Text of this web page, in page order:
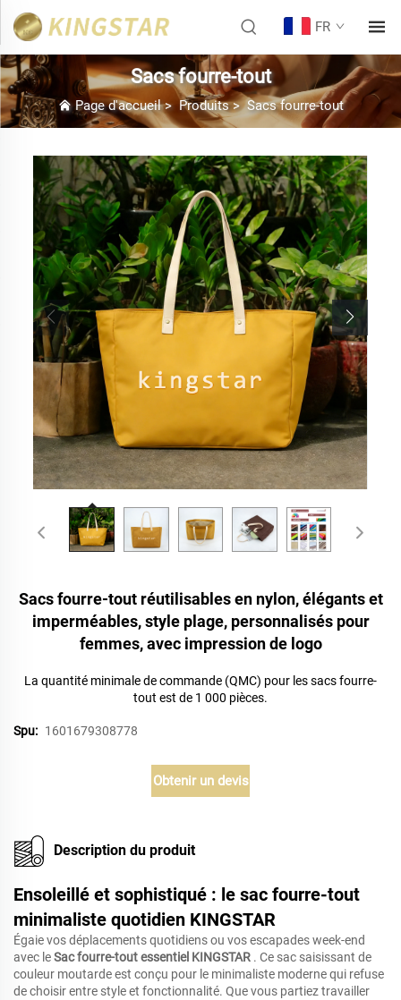
FR
Sacs fourre-tout
Page d'accueil>Produits>Sacs fourre-tout
Sacs fourre-tout réutilisables en nylon, élégants et
imperméables, style plage, personnalisés pour
femmes, avec impression de logo
La quantité minimale de commande (QMC) pour les sacs fourre-
tout est de 1 000 pièces.
Spu: 1601679308778
Obtenir un devis
Description du produit
Ensoleillé et sophistiqué : le sac fourre-tout
minimaliste quotidien KINGSTAR
Égaie vos déplacements quotidiens ou vos escapades week-end
avec leSac fourre-tout essentiel KINGSTAR . Ce sac saisissant de
couleur moutarde est conçu pour le minimaliste moderne qui refuse
de choisir entre style et fonctionnalité. Que vous partiez travailler